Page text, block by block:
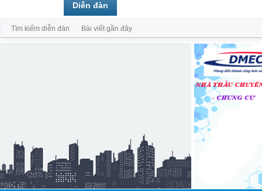
Diễn đàn
Tìm kiếm diễn đàn Bài viết gần đây